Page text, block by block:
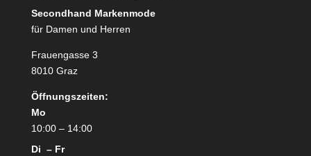
Secondhand Markenmode
für Damen und Herren
Frauengasse 3
8010 Graz
Öffnungszeiten:
Mo
10:00 – 14:00
Di – Fr